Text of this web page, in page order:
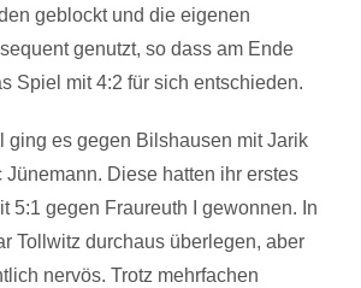
geblockt und die eigenen
genutzt, so dass am Ende
Spiel mit 4:2 für sich entschieden.
ging es gegen Bilshausen mit Jarik
Jünemann. Diese hatten ihr erstes
5:1 gegen Fraureuth I gewonnen. In
Tollwitz durchaus überlegen, aber
nervös. Trotz mehrfachen